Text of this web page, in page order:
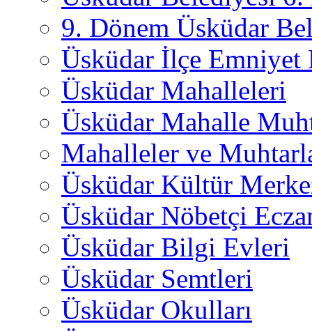
9. Dönem Üsküdar
Üsküdar İlçe
Üsküdar Mahalleleri
Üsküdar Mahalle
Mahalleler ve
Üsküdar Kültür
Üsküdar Nöbetçi
Üsküdar Bilgi Evleri
Üsküdar Semtleri
Üsküdar Okulları